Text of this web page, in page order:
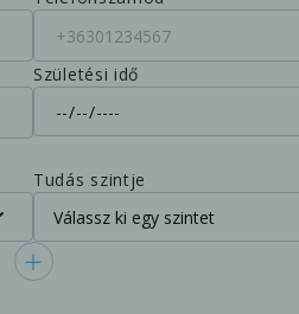
Születési idő
Tudás szintje